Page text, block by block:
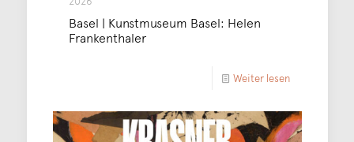
Basel | Kunstmuseum Basel: Helen
Frankenthaler
Weiter lesen